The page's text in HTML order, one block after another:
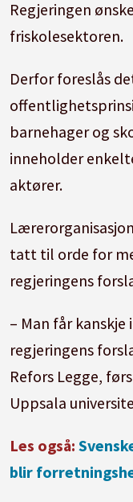
Regjeringen
friskolesektoren.
Derfor foreslås
barnehager og
inneholder
aktører.
tatt til orde for
regjeringens
– Man får
regjeringens
Refors Legge,
Uppsala
Les også:
blir